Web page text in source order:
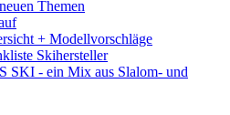
Themen
+ Modellvorschläge
Skihersteller
SKI - ein Mix aus Slalom- und